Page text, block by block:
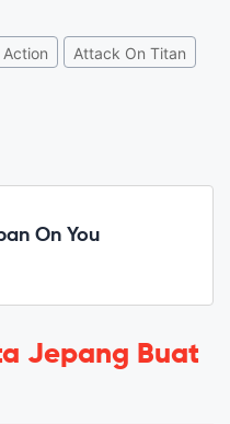
Action Attack On Titan
On You
Jepang Buat